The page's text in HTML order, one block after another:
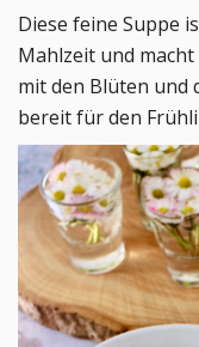
Diese feine Suppe
Mahlzeit und
mit den Blüten und
bereit für den